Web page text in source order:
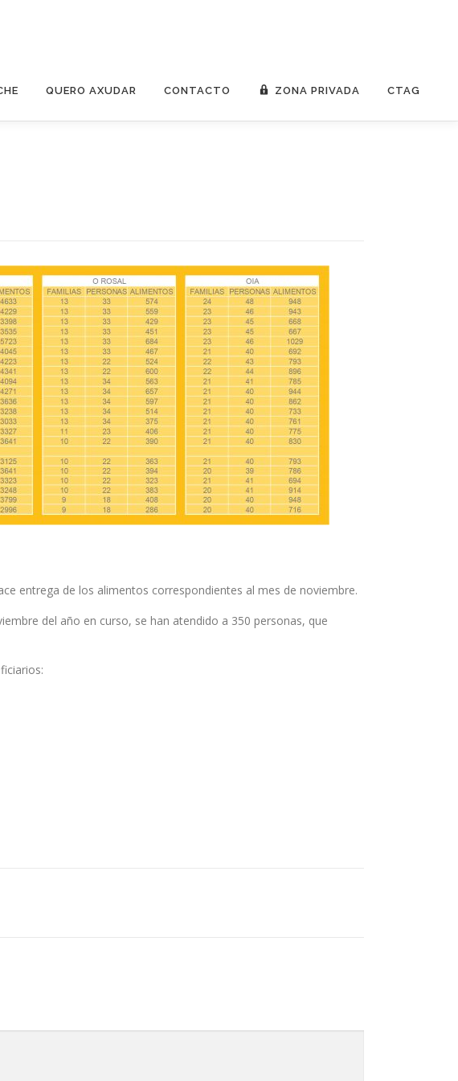
QUERO AXUDAR CONTACTO ZONA PRIVADA CTAG
entrega de los alimentos correspondientes al mes de noviembre.
del año en curso, se han atendido a 350 personas, que